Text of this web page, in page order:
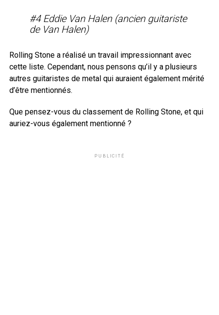
#4 Eddie Van Halen (ancien guitariste
de Van Halen)
Rolling Stone a réalisé un travail impressionnant avec
cette liste. Cependant, nous pensons qu’il y a plusieurs
autres guitaristes de metal qui auraient également mérité
d’être mentionnés.
Que pensez-vous du classement de Rolling Stone, et qui
auriez-vous également mentionné ?
PUBLICITÉ